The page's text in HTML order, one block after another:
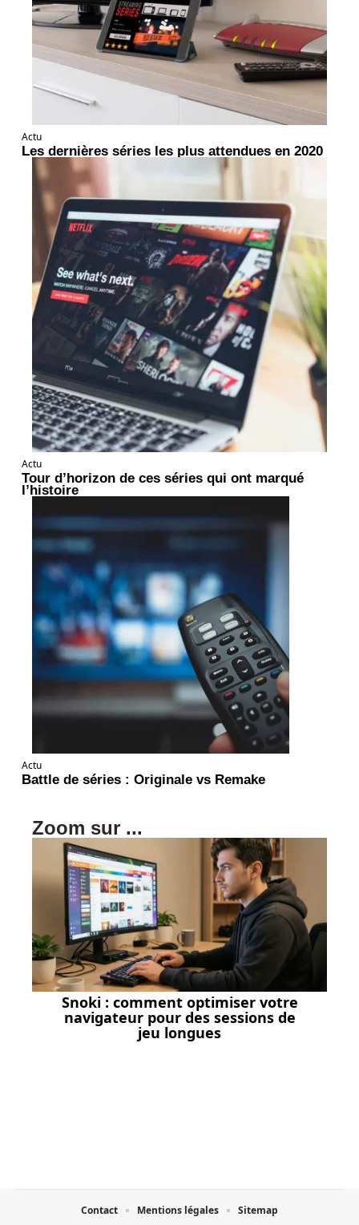
Actu
Les dernières séries les plus attendues en 2020
Actu
Tour d’horizon de ces séries qui ont marqué
l’histoire
Actu
Battle de séries : Originale vs Remake
Zoom sur ...
Snoki : comment optimiser votre
navigateur pour des sessions de
jeu longues
Contact Mentions légales Sitemap